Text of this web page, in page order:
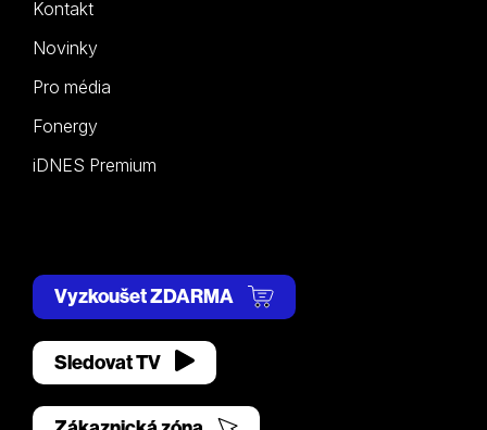
Kontakt
Novinky
Pro média
Fonergy
iDNES Premium
Vyzkoušet ZDARMA
Sledovat TV